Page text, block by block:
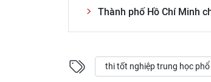
Thành phố Hồ Chí Minh
thi tốt nghiệp trung học